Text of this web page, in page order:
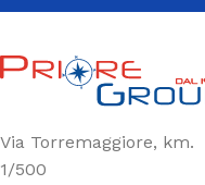
Via Torremaggiore, km.
1/500